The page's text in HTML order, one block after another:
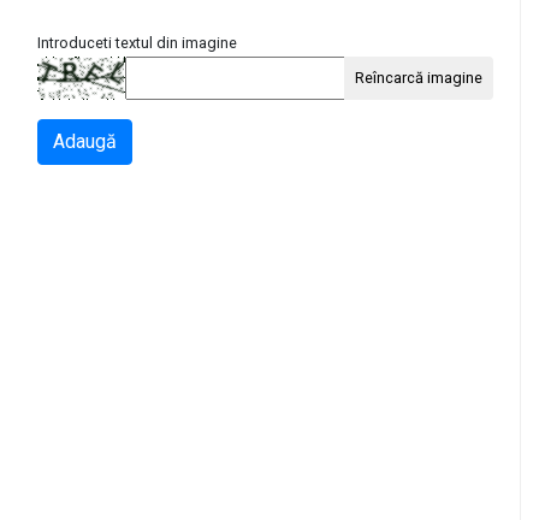
Introduceti textul din imagine
Reîncarcă imagine
Adaugă